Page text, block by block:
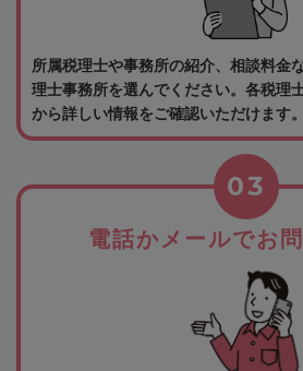
所属税理士や事務所の紹介、相談料金
理士事務所を選んでください。各税理
から詳しい情報をご確認いただけます。
電話かメールでお
03